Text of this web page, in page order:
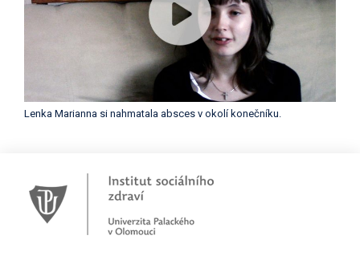
Lenka Marianna si nahmatala absces v okolí konečníku.